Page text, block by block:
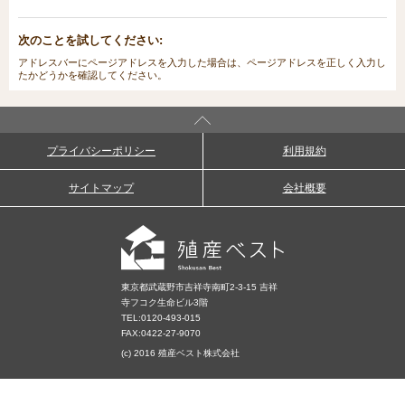
次のことを試してください:
アドレスバーにページアドレスを入力した場合は、ページアドレスを正しく入力し
たかどうかを確認してください。
プライバシーポリシー 利用規約
サイトマップ 会社概要
東京都武蔵野市吉祥寺南町2-3-15 吉祥
寺フコク生命ビル3階
TEL:0120-493-015
FAX:0422-27-9070
(c) 2016 殖産ベスト株式会社